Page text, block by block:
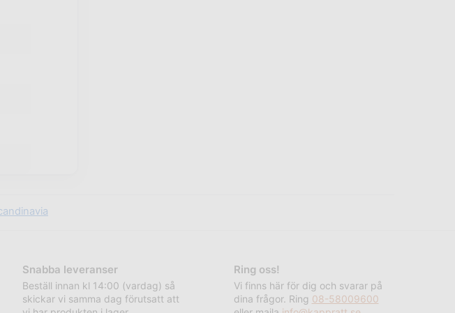
Snabba leveranser
Beställ innan kl 14:00 (vardag) så
skickar vi samma dag förutsatt att
Ring oss!
Vi finns här för dig och svarar på
dina frågor. Ring 08-58009600